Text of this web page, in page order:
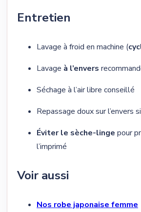
Entretien
Lavage à froid en machine (
Lavage à l’envers
Séchage à l’air libre conseillé
Repassage doux sur l’envers
Éviter le sèche-linge pour
l’imprimé
Voir aussi
Nos robe japonaise femme